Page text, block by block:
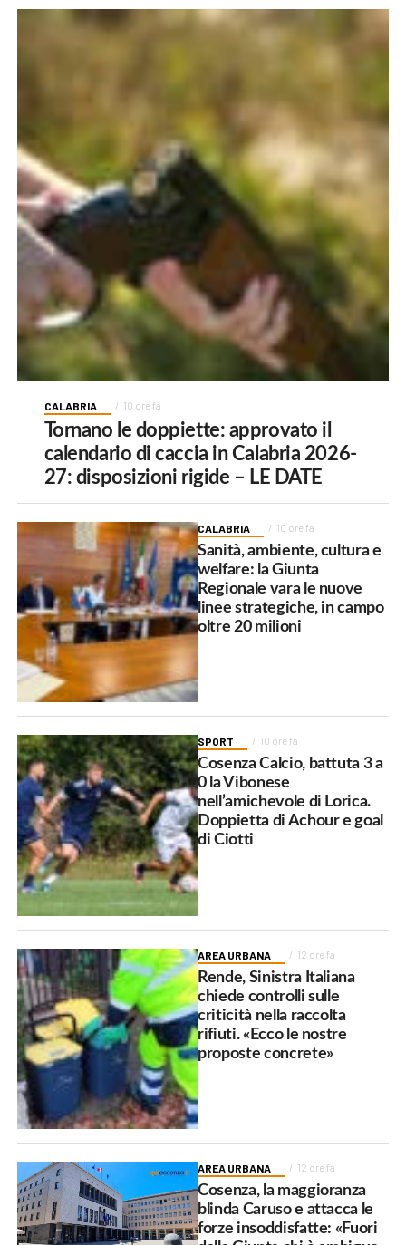
CALABRIA 10 ore fa
Tornano le doppiette: approvato il
calendario di caccia in Calabria 2026-
27: disposizioni rigide – LE DATE
CALABRIA 10 ore fa
Sanità, ambiente, cultura e
welfare: la Giunta
Regionale vara le nuove
linee strategiche, in campo
oltre 20 milioni
SPORT 10 ore fa
Cosenza Calcio, battuta 3 a
0 la Vibonese
nell’amichevole di Lorica.
Doppietta di Achour e goal
di Ciotti
AREA URBANA 12 ore fa
Rende, Sinistra Italiana
chiede controlli sulle
criticità nella raccolta
rifiuti. «Ecco le nostre
proposte concrete»
AREA URBANA 12 ore fa
Cosenza, la maggioranza
blinda Caruso e attacca le
forze insoddisfatte: «Fuori